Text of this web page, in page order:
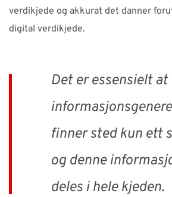
verdikjede og akkurat det danner
digital verdikjede.
Det er essensielt at
finner sted kun ett
og denne
deles i hele kjeden.